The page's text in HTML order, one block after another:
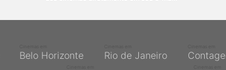
Belo Horizonte Rio de Janeiro